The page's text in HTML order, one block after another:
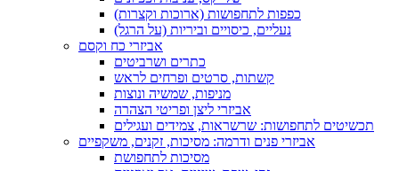
כפפות לתחפושות (ארוכות וקצרות)
נעליים, כיסויים וביריות (על הרגל)
אביזרי כח וקסם
כתרים ושרביטים
קשתות, סרטים ופרחים לראש
מניפות, שמשיה ונוצות
אביזרי ליצן ופריטי הצהרה
תכשיטים לתחפושות: שרשראות, צמידים ועגילים
אביזרי פנים ודרמה: מסיכות, זקנים, משקפיים
מסיכות לתחפושת